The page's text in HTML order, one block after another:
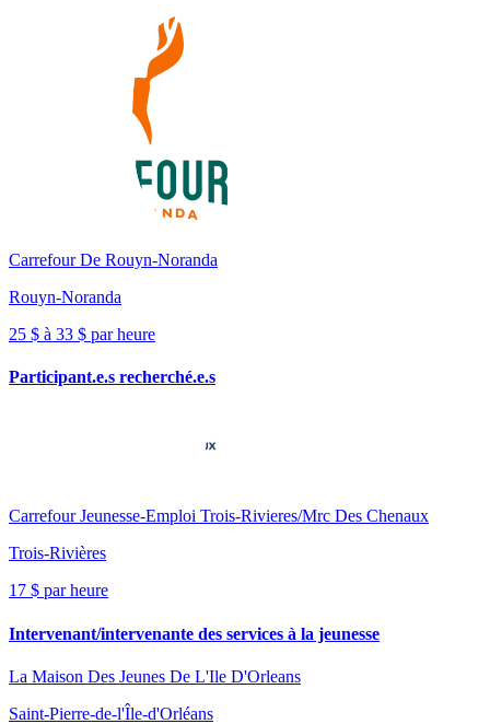
Carrefour De Rouyn-Noranda
Rouyn-Noranda
25 $ à 33 $ par heure
Participant.e.s recherché.e.s
Carrefour Jeunesse-Emploi Trois-Rivieres/Mrc Des Chenaux
Trois-Rivières
17 $ par heure
Intervenant/intervenante des services à la jeunesse
La Maison Des Jeunes De L'Ile D'Orleans
Saint-Pierre-de-l'Île-d'Orléans